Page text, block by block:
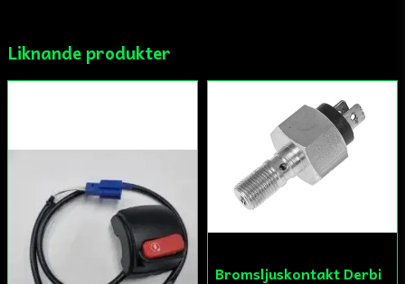
Ja, ni får publicera min fråga
Skicka fråga
Liknande produkter
Bromsljuskontakt Derbi